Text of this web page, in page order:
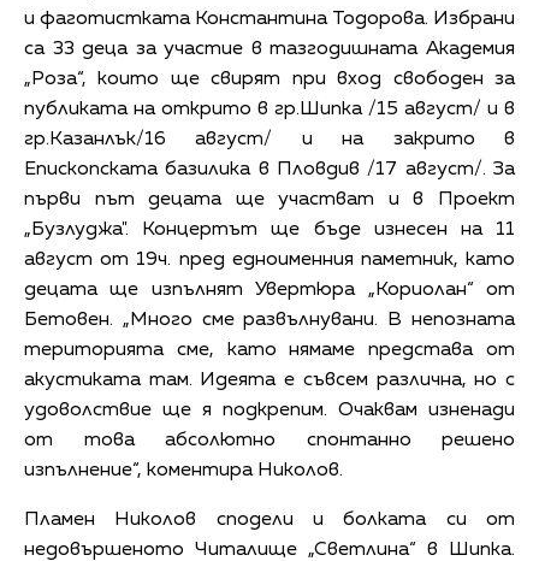
и фаготистката Константина Тодорова. Избрани
са 33 деца за участие в тазгодишната Академия
„Роза“, които ще свирят при вход свободен за
публиката на открито в гр.Шипка /15 август/ и в
гр.Казанлък/16 август/ и на закрито в
Епископската базилика в Пловдив /17 август/. За
първи път децата ще участват и в Проект
„Бузлуджа". Концертът ще бъде изнесен на 11
август от 19ч. пред едноименния паметник, като
децата ще изпълнят Увертюра „Кориолан“ от
Бетовен. „Много сме развълнувани. В непозната
територията сме, като нямаме представа от
акустиката там. Идеята е съвсем различна, но с
удоволствие ще я подкрепим. Очаквам изненади
от това абсолютно спонтанно решено
изпълнение“, коментира Николов.
Пламен Николов сподели и болката си от
недовършеното Читалище „Светлина“ в Шипка.